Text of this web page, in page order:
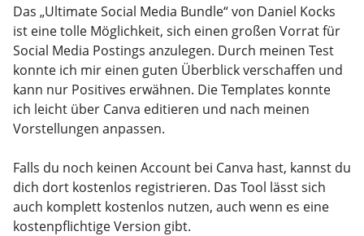
Das „Ultimate Social Media Bundle“ von Daniel Kocks
ist eine tolle Möglichkeit, sich einen großen Vorrat für
Social Media Postings anzulegen. Durch meinen Test
konnte ich mir einen guten Überblick verschaffen und
kann nur Positives erwähnen. Die Templates konnte
ich leicht über Canva editieren und nach meinen
Vorstellungen anpassen.
Falls du noch keinen Account bei Canva hast, kannst du
dich dort kostenlos registrieren. Das Tool lässt sich
auch komplett kostenlos nutzen, auch wenn es eine
kostenpflichtige Version gibt.